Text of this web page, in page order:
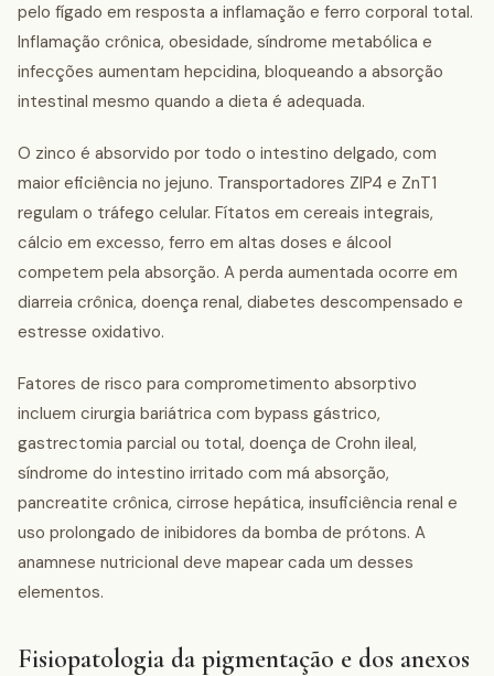
pelo fígado em resposta a inflamação e ferro corporal total.
Inflamação crônica, obesidade, síndrome metabólica e
infecções aumentam hepcidina, bloqueando a absorção
intestinal mesmo quando a dieta é adequada.
O zinco é absorvido por todo o intestino delgado, com
maior eficiência no jejuno. Transportadores ZIP4 e ZnT1
regulam o tráfego celular. Fítatos em cereais integrais,
cálcio em excesso, ferro em altas doses e álcool
competem pela absorção. A perda aumentada ocorre em
diarreia crônica, doença renal, diabetes descompensado e
estresse oxidativo.
Fatores de risco para comprometimento absorptivo
incluem cirurgia bariátrica com bypass gástrico,
gastrectomia parcial ou total, doença de Crohn ileal,
síndrome do intestino irritado com má absorção,
pancreatite crônica, cirrose hepática, insuficiência renal e
uso prolongado de inibidores da bomba de prótons. A
anamnese nutricional deve mapear cada um desses
elementos.
Fisiopatologia da pigmentação e dos anexos